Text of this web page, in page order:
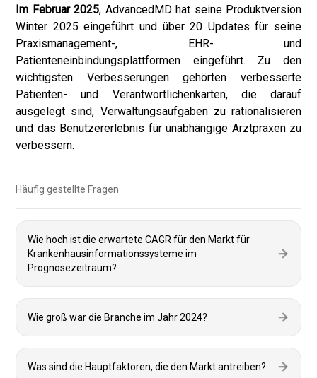
Im Februar 2025, AdvancedMD hat seine Produktversion
Winter 2025 eingeführt und über 20 Updates für seine
Praxismanagement-, EHR- und
Patienteneinbindungsplattformen eingeführt. Zu den
wichtigsten Verbesserungen gehörten verbesserte
Patienten- und Verantwortlichenkarten, die darauf
ausgelegt sind, Verwaltungsaufgaben zu rationalisieren
und das Benutzererlebnis für unabhängige Arztpraxen zu
verbessern.
Häufig gestellte Fragen
Wie hoch ist die erwartete CAGR für den Markt für
Krankenhausinformationssysteme im
Prognosezeitraum?
Wie groß war die Branche im Jahr 2024?
Was sind die Hauptfaktoren, die den Markt antreiben?